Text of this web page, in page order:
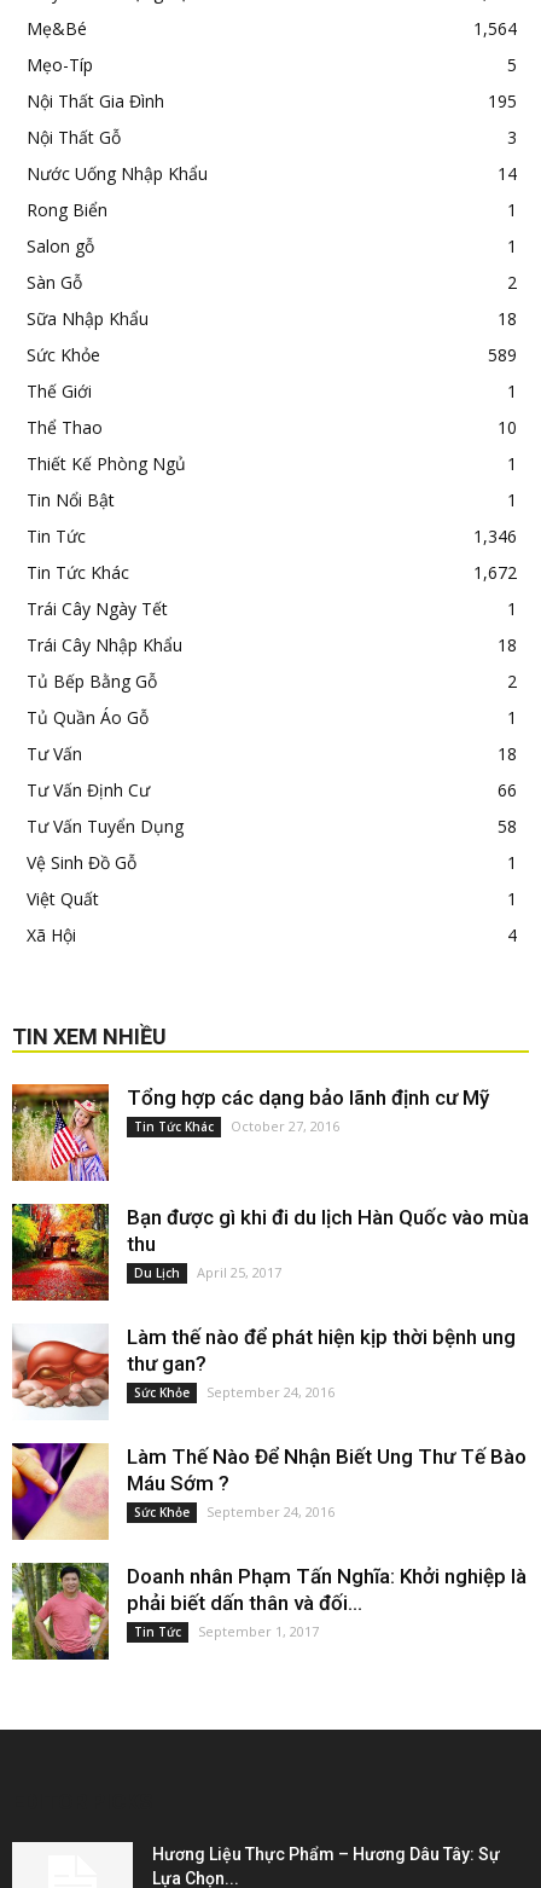
Mẹ&Bé
1,564
Mẹo-Típ
5
Nội Thất Gia Đình
195
Nội Thất Gỗ
3
Nước Uống Nhập Khẩu
14
Rong Biển
1
Salon gỗ
1
Sàn Gỗ
2
Sữa Nhập Khẩu
18
Sức Khỏe
589
Thế Giới
1
Thể Thao
10
Thiết Kế Phòng Ngủ
1
Tin Nổi Bật
1
Tin Tức
1,346
Tin Tức Khác
1,672
Trái Cây Ngày Tết
1
Trái Cây Nhập Khẩu
18
Tủ Bếp Bằng Gỗ
2
Tủ Quần Áo Gỗ
1
Tư Vấn
18
Tư Vấn Định Cư
66
Tư Vấn Tuyển Dụng
58
Vệ Sinh Đồ Gỗ
1
Việt Quất
1
Xã Hội
4
TIN XEM NHIỀU
Tổng hợp các dạng bảo lãnh định cư Mỹ
Tin Tức Khác October 27, 2016
Bạn được gì khi đi du lịch Hàn Quốc vào mùa
thu
Du Lịch April 25, 2017
Làm thế nào để phát hiện kịp thời bệnh ung
thư gan?
Sức Khỏe September 24, 2016
Làm Thế Nào Để Nhận Biết Ung Thư Tế Bào
Máu Sớm ?
Sức Khỏe September 24, 2016
Doanh nhân Phạm Tấn Nghĩa: Khởi nghiệp là
phải biết dấn thân và đối...
Tin Tức September 1, 2017
Hương Liệu Thực Phẩm – Hương Dâu Tây: Sự
Lựa Chọn...